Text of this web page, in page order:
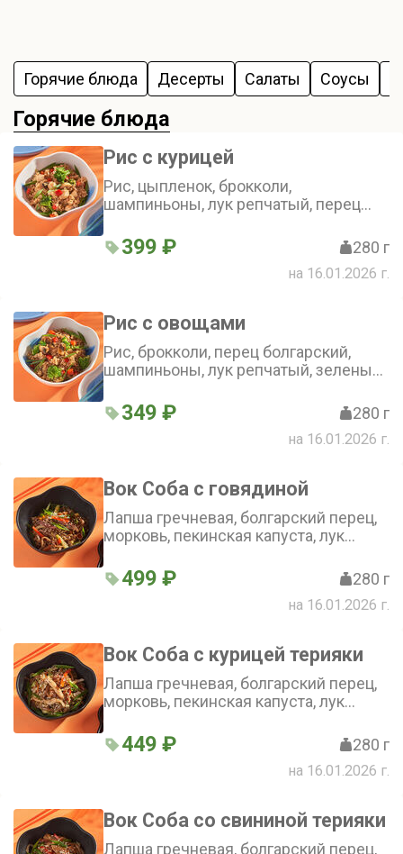
Горячие блюда Десерты Салаты Соусы
Горячие блюда
Рис с курицей
Рис, цыпленок, брокколи,
шампиньоны, лук репчатый, перец
399 ₽ 280 г
на 16.01.2026 г.
Рис с овощами
Рис, брокколи, перец болгарский,
шампиньоны, лук репчатый, зеленый
349 ₽ 280 г
на 16.01.2026 г.
Вок Соба с говядиной
Лапша гречневая, болгарский перец,
морковь, пекинская капуста, лук
говядина
499 ₽ 280 г
на 16.01.2026 г.
Вок Соба с курицей терияки
Лапша гречневая, болгарский перец,
морковь, пекинская капуста, лук
цыпленок
449 ₽ 280 г
на 16.01.2026 г.
Вок Соба со свининой терияки
Лапша гречневая, болгарский перец,